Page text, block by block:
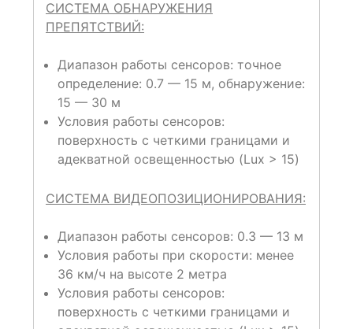
СИСТЕМА ОБНАРУЖЕНИЯ
ПРЕПЯТСТВИЙ:
Диапазон работы сенсоров: точное
определение: 0.7 — 15 м, обнаружение:
15 — 30 м
Условия работы сенсоров:
поверхность с четкими границами и
адекватной освещенностью (Lux > 15)
СИСТЕМА ВИДЕОПОЗИЦИОНИРОВАНИЯ:
Диапазон работы сенсоров: 0.3 — 13 м
Условия работы при скорости: менее
36 км/ч на высоте 2 метра
Условия работы сенсоров:
поверхность с четкими границами и